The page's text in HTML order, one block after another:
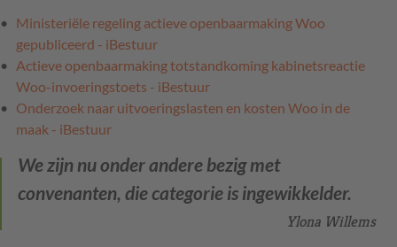
Ministeriële regeling actieve openbaarmaking Woo
gepubliceerd - iBestuur
Actieve openbaarmaking totstandkoming kabinetsreactie
Woo-invoeringstoets - iBestuur
Onderzoek naar uitvoeringslasten en kosten Woo in de
maak - iBestuur
We zijn nu onder andere bezig met
convenanten, die categorie is ingewikkelder.
Ylona Willems